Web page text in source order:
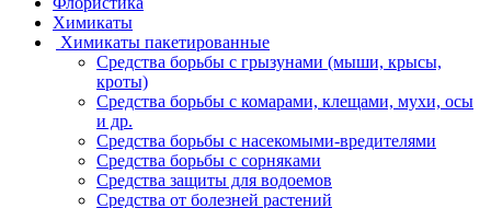
Химикаты
Химикаты пакетированные
Средства борьбы с грызунами (мыши, крысы,
кроты)
Средства борьбы с комарами, клещами, мухи, осы
и др.
Средства борьбы с насекомыми-вредителями
Средства борьбы с сорняками
Средства защиты для водоемов
Средства от болезней растений